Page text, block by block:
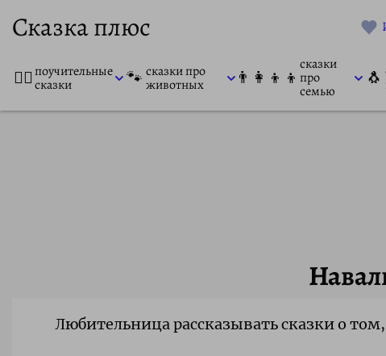
Сказка плюс
👨‍⚕️поучительные
сказки 🐾 сказки про
животных 👨‍👩‍👦‍👦
сказки
про
семью
🐧
Любительница рассказывать сказки о